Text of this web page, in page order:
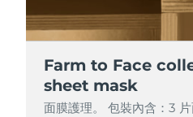
Farm to Face
sheet mask
面膜護理。 包裝內含：3
Farm to Face
sheet mask
面膜護理。 包裝內含：3
Farm to Face
sheet mask
面膜護理。 包裝內含：3
Farm to Face
sheet mask
面膜護理。 包裝內含：3
Farm to Face
sheet mask
面膜護理。 包裝內含：3